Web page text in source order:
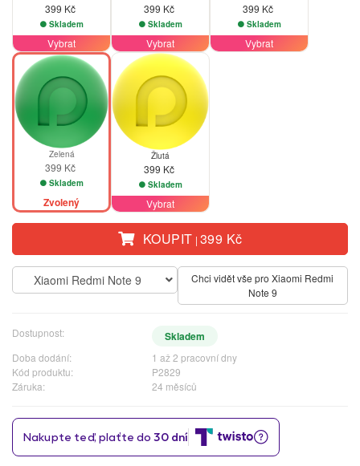
399 Kč
Skladem
Vybrat
399 Kč
Skladem
Vybrat
399 Kč
Skladem
Vybrat
Zelená
399 Kč
Skladem
Zvolený
Žlutá
399 Kč
Skladem
Vybrat
KOUPIT | 399 Kč
Xiaomi Redmi Note 9
Chci vidět vše pro Xiaomi Redmi
Note 9
Dostupnost: Skladem
Doba dodání:
1 až 2 pracovní dny
Kód produktu:
P2829
Záruka:
24 měsíců